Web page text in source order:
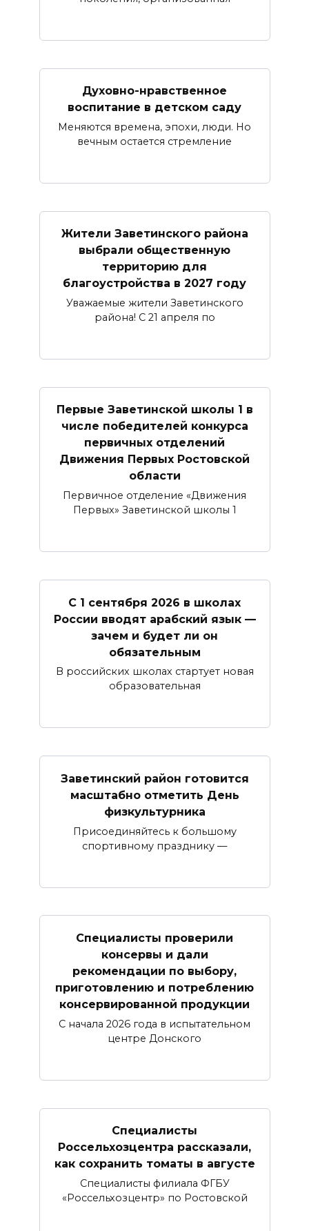
Духовно-нравственное
воспитание в детском саду
Меняются времена, эпохи, люди. Но
вечным остается стремление
Жители Заветинского района
выбрали общественную
территорию для
благоустройства в 2027 году
Уважаемые жители Заветинского
района! С 21 апреля по
Первые Заветинской школы 1 в
числе победителей конкурса
первичных отделений
Движения Первых Ростовской
области
Первичное отделение «Движения
Первых» Заветинской школы 1
С 1 сентября 2026 в школах
России вводят арабский язык —
зачем и будет ли он
обязательным
В российских школах стартует новая
образовательная
Заветинский район готовится
масштабно отметить День
физкультурника
Присоединяйтесь к большому
спортивному празднику —
Специалисты проверили
консервы и дали
рекомендации по выбору,
приготовлению и потреблению
консервированной продукции
С начала 2026 года в испытательном
центре Донского
Специалисты
Россельхозцентра рассказали,
как сохранить томаты в августе
Специалисты филиала ФГБУ
«Россельхозцентр» по Ростовской